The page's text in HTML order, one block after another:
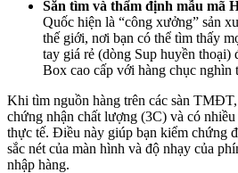
Săn tìm và thẩm định mẫu mã
Quốc hiện là “công xưởng” sản
thế giới, nơi bạn có thể tìm thấy
tay giá rẻ (dòng Sup huyền thoại)
Box cao cấp với hàng chục nghìn
Khi tìm nguồn hàng trên các sàn
chứng nhận chất lượng (3C) và có
thực tế. Điều này giúp bạn kiểm chứng
sắc nét của màn hình và độ nhạy của
nhập hàng.